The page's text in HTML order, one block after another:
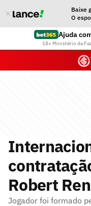
Baixe
O
Ajuda
18+ Ministério da
Robert
Jogador foi formado